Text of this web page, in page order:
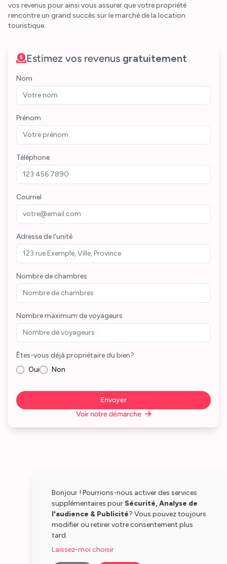
vos revenus pour ainsi vous assurer que votre propriété
rencontre un grand succès sur le marché de la location
touristique.
Estimez vos revenus gratuitement
Nom
Prénom
Téléphone
Courriel
Adresse de l'unité
Nombre de chambres
Nombre maximum de voyageurs
Êtes-vous déjà propriétaire du bien?
Oui
Non
Envoyer
Voir notre démarche
Bonjour ! Pourrions-nous activer des services
supplémentaires pour Sécurité, Analyse de
l'audience & Publicité? Vous pouvez toujours
modifier ou retirer votre consentement plus
tard.
Laissez-moi choisir